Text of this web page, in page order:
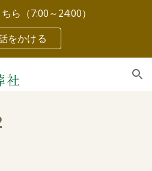
Skip to navigation
ら（7:00～24:00）
をかける